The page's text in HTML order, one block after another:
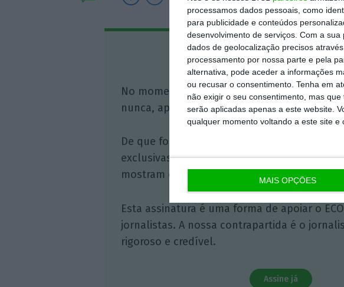
processamos dados pessoais, como
para publicidade e conteúdos
desenvolvimento de serviços. Com a sua
dados de geolocalização precisos
processamento por nossa parte e pela
alternativa, pode aceder a informações
ou recusar o consentimento. Tenha em
não exigir o seu consentimento, mas
serão aplicadas apenas a este website.
qualquer momento voltando a este site e
MAIS OPÇÕES
Assine o ECO
No momento em que a informação é mais
nunca, apoie o jornalismo independente e
De que forma? Assine o ECO Premium e
exclusivas, à opinião que conta, às
mostram o outro lado da história.
Esta assinatura é uma forma de apoiar o
jornalistas. A nossa contrapartida é o
rigoroso e credível.
Assine já